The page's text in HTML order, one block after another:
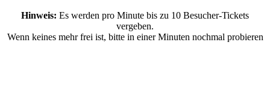
Hinweis: Es werden pro Minute bis zu 10 Besucher-Tickets
vergeben.
Wenn keines mehr frei ist, bitte in einer Minuten nochmal probieren